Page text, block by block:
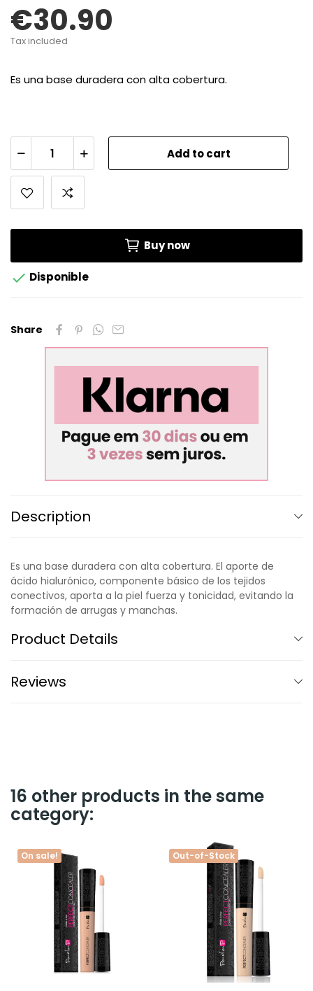
€30.90
Tax included
Es una base duradera con alta cobertura.
Add to cart
Buy now
 Disponible
Share
Description
Es una base duradera con alta cobertura. El aporte de
ácido hialurónico, componente básico de los tejidos
conectivos, aporta a la piel fuerza y tonicidad, evitando la
formación de arrugas y manchas.
Product Details
Reviews
16 other products in the same
category:
On sale! Out-of-Stock